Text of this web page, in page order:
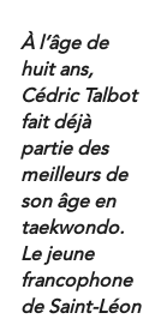
À l’âge de
huit ans,
Cédric Talbot
fait déjà
partie des
meilleurs de
son âge en
taekwondo.
Le jeune
francophone
de Saint-Léon